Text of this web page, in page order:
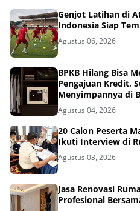
Genjot Latihan di
Indonesia Siap
Agustus 06, 2026
BPKB Hilang Bisa
Pengajuan Kredit,
Menyimpannya di
Agustus 04, 2026
20 Calon Peserta
Ikuti Interview di
Agustus 03, 2026
Jasa Renovasi
Profesional